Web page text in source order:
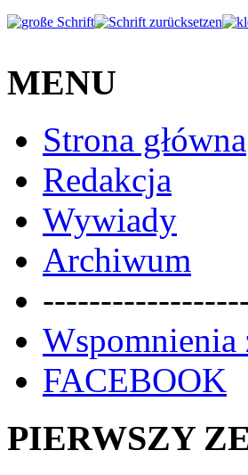
MENU
Strona główna
Redakcja
Wywiady
Archiwum
FACEBOOK
PIERWSZY